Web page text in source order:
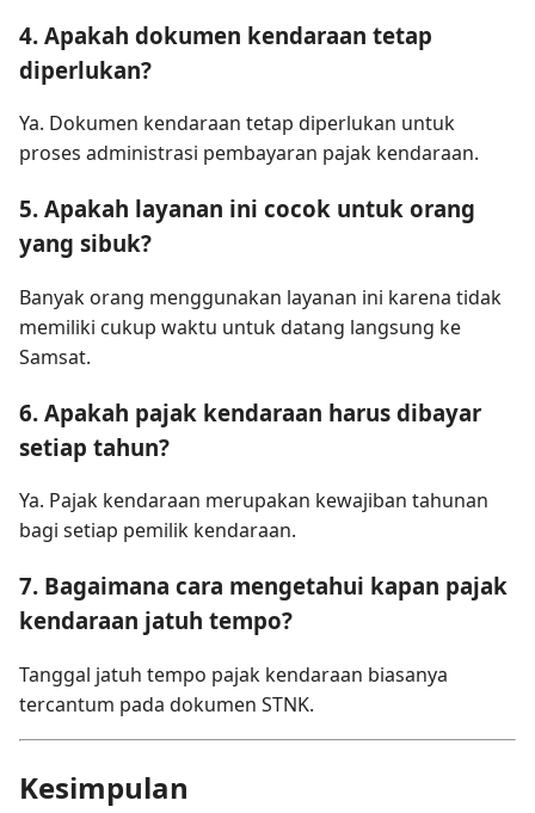
4. Apakah dokumen kendaraan tetap
diperlukan?
Ya. Dokumen kendaraan tetap diperlukan untuk
proses administrasi pembayaran pajak kendaraan.
5. Apakah layanan ini cocok untuk orang
yang sibuk?
Banyak orang menggunakan layanan ini karena tidak
memiliki cukup waktu untuk datang langsung ke
Samsat.
6. Apakah pajak kendaraan harus dibayar
setiap tahun?
Ya. Pajak kendaraan merupakan kewajiban tahunan
bagi setiap pemilik kendaraan.
7. Bagaimana cara mengetahui kapan pajak
kendaraan jatuh tempo?
Tanggal jatuh tempo pajak kendaraan biasanya
tercantum pada dokumen STNK.
Kesimpulan